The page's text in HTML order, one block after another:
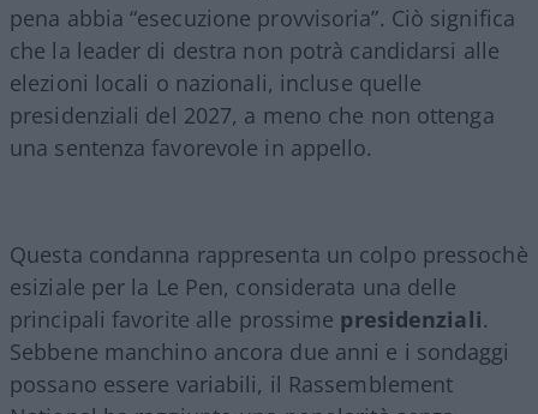
pena abbia “esecuzione provvisoria”. Ciò significa
che la leader di destra non potrà candidarsi alle
elezioni locali o nazionali, incluse quelle
presidenziali del 2027, a meno che non ottenga
una sentenza favorevole in appello.
Questa condanna rappresenta un colpo pressochè
esiziale per la Le Pen, considerata una delle
principali favorite alle prossime presidenziali.
Sebbene manchino ancora due anni e i sondaggi
possano essere variabili, il Rassemblement